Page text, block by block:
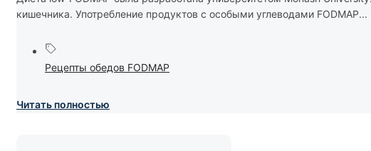
кишечника. Употребление продуктов с особыми углеводами FODMAP...
Рецепты обедов FODMAP
Читать полностью